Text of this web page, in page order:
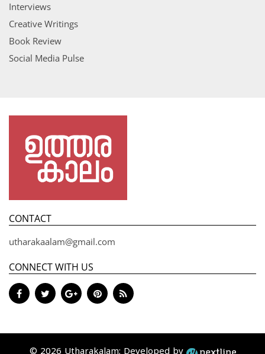
Interviews
Creative Writings
Book Review
Social Media Pulse
CONTACT
utharakaalam@gmail.com
CONNECT WITH US
© 2026 Utharakalam; Developed by